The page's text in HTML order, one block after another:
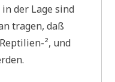
der Lage sind
tra­gen, daß
², und